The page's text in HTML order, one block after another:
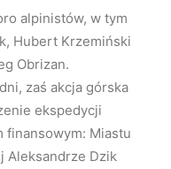
alpinistów, w tym
Hubert Krzemiński
Obrizan.
zaś akcja górska
ekspedycji
finansowym: Miastu
Aleksandrze Dzik